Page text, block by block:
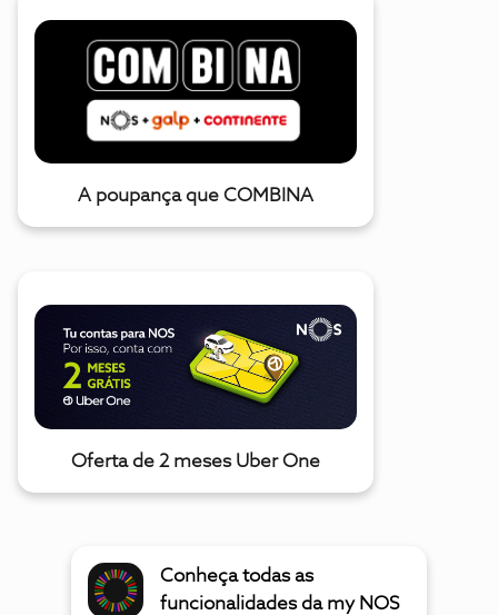
A poupança que COMBINA
Oferta de 2 meses Uber One
Conheça todas as
funcionalidades da my NOS